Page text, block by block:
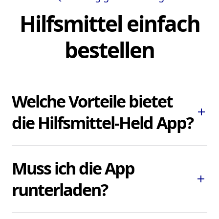
Hilfsmittel einfach
bestellen
Welche Vorteile bietet
die Hilfsmittel-Held App? add
Ihnen, dringend benötigte Pflegehilfsmittel
und Hilfsmittel schnell und bequem zu
bestellen, ohne lokale Sanitätshäuser
aufsuchen oder kontaktieren zu müssen.
Muss ich die App
runterladen?
add